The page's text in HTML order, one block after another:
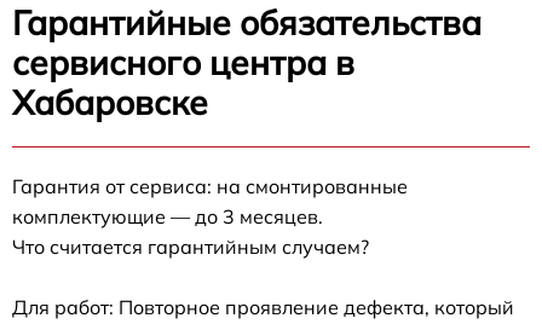
Гарантийные обязательства
сервисного центра в
Хабаровске
Гарантия от сервиса: на смонтированные
комплектующие — до 3 месяцев.
Что считается гарантийным случаем?
Для работ: Повторное проявление дефекта, который